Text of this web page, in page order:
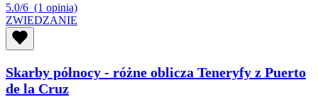
5.0/6 (1 opinia)
ZWIEDZANIE
Skarby północy - różne oblicza Teneryfy z Puerto
de la Cruz